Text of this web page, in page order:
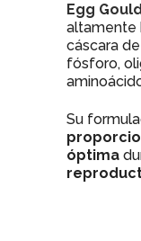
Egg
altamente
cáscara
fósforo,
Su
óptima